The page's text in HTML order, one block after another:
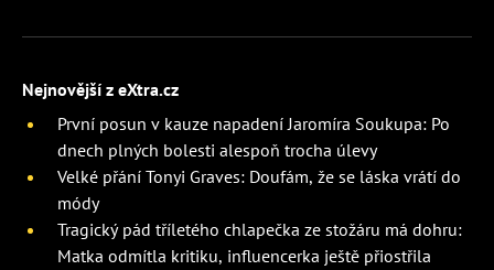
Nejnovější z eXtra.cz
První posun v kauze napadení Jaromíra Soukupa: Po
dnech plných bolesti alespoň trocha úlevy
Velké přání Tonyi Graves: Doufám, že se láska vrátí do
módy
Tragický pád tříletého chlapečka ze stožáru má dohru:
Matka odmítla kritiku, influencerka ještě přiostřila